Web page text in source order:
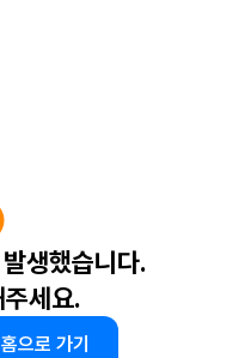
생했습니다.
세요.
홈으로 가기